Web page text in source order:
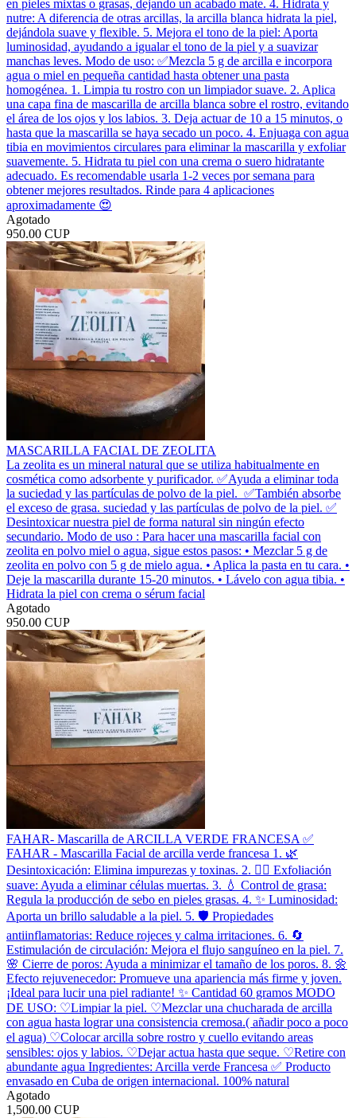
en pieles mixtas o grasas, dejando un acabado mate. 4. Hidrata y
nutre: A diferencia de otras arcillas, la arcilla blanca hidrata la piel,
dejándola suave y flexible. 5. Mejora el tono de la piel: Aporta
luminosidad, ayudando a igualar el tono de la piel y a suavizar
manchas leves. Modo de uso: ✅️Mezcla 5 g de arcilla e incorpora
agua o miel en pequeña cantidad hasta obtener una pasta
homogénea. 1. Limpia tu rostro con un limpiador suave. 2. Aplica
una capa fina de mascarilla de arcilla blanca sobre el rostro, evitando
el área de los ojos y los labios. 3. Deja actuar de 10 a 15 minutos, o
hasta que la mascarilla se haya secado un poco. 4. Enjuaga con agua
tibia en movimientos circulares para eliminar la mascarilla y exfoliar
suavemente. 5. Hidrata tu piel con una crema o suero hidratante
adecuado. Es recomendable usarla 1-2 veces por semana para
obtener mejores resultados. Rinde para 4 aplicaciones
aproximadamente 😍
Agotado
950.00 CUP
MASCARILLA FACIAL DE ZEOLITA
La zeolita es un mineral natural que se utiliza habitualmente en
cosmética como adsorbente y purificador. ✅️Ayuda a eliminar toda
la suciedad y las partículas de polvo de la piel. ✅️También absorbe
el exceso de grasa. suciedad y las partículas de polvo de la piel. ✅️
Desintoxicar nuestra piel de forma natural sin ningún efecto
secundario. Modo de uso : Para hacer una mascarilla facial con
zeolita en polvo miel o agua, sigue estos pasos: • Mezclar 5 g de
zeolita en polvo con 5 g de mielo agua. • Aplica la pasta en tu cara. •
Deje la mascarilla durante 15-20 minutos. • Lávelo con agua tibia. •
Hidrata la piel con crema o sérum facial
Agotado
950.00 CUP
FAHAR- Mascarilla de ARCILLA VERDE FRANCESA ✅️
FAHAR - Mascarilla Facial de arcilla verde francesa 1. 🌿
Desintoxicación: Elimina impurezas y toxinas. 2. 🧖‍♀️ Exfoliación
suave: Ayuda a eliminar células muertas. 3. 💧 Control de grasa:
Regula la producción de sebo en pieles grasas. 4. ✨ Luminosidad:
Aporta un brillo saludable a la piel. 5. 🛡️ Propiedades
antiinflamatorias: Reduce rojeces y calma irritaciones. 6. 🔄
Estimulación de circulación: Mejora el flujo sanguíneo en la piel. 7.
🌸 Cierre de poros: Ayuda a minimizar el tamaño de los poros. 8. 🌼
Efecto rejuvenecedor: Promueve una apariencia más firme y joven.
¡Ideal para lucir una piel radiante! ✨ Cantidad 60 gramos MODO
DE USO: ♡Limpiar la piel. ♡Mezclar una chucharada de arcilla
con agua hasta lograr una consistencia cremosa.( añadir poco a poco
el agua) ♡Colocar arcilla sobre rostro y cuello evitando areas
sensibles: ojos y labios. ♡Dejar actua hasta que seque. ♡Retire con
abundante agua Ingredientes: Arcilla verde Francesa ✅️ Producto
envasado en Cuba de origen internacional. 100% natural
Agotado
1,500.00 CUP